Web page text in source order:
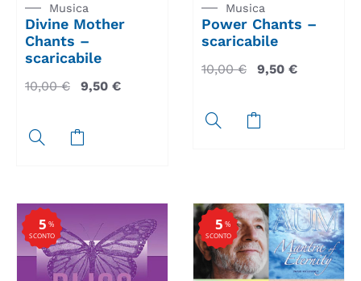
Musica
Divine Mother
Chants –
scaricabile
10,00€ 9,50 €
Musica
Power Chants –
scaricabile
10,00€ 9,50 €
%
SCONTO
5 %
SCONTO
5